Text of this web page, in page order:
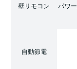
壁リモコン パワ
自動節電